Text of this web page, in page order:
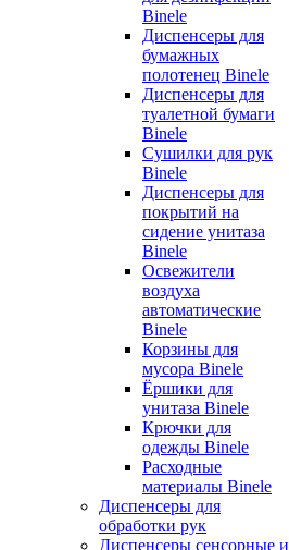
Binele
Диспенсеры для
бумажных
полотенец Binele
Диспенсеры для
туалетной бумаги
Binele
Сушилки для рук
Binele
Диспенсеры для
покрытий на
сидение унитаза
Binele
Освежители
воздуха
автоматические
Binele
Корзины для
мусора Binele
Ёршики для
унитаза Binele
Крючки для
одежды Binele
Расходные
материалы Binele
Диспенсеры для
обработки рук
Диспенсеры сенсорные и